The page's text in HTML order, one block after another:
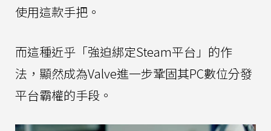
使用這款手把。
而這種近乎「強迫綁定Steam平台」的作
法，顯然成為Valve進一步鞏固其PC數位分發
平台霸權的手段。